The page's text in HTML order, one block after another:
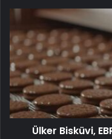
Ülker Bisküvi,